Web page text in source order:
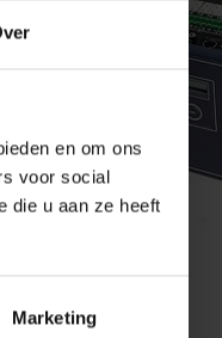
en om ons
voor social
die u aan ze heeft
Marketing
SQ-1000